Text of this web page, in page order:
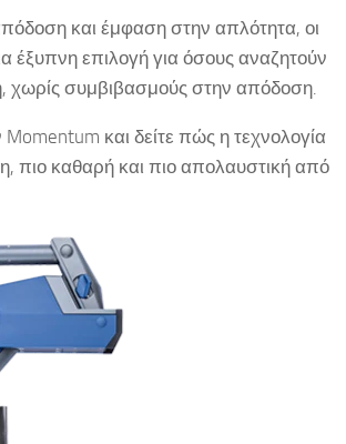
και έμφαση στην απλότητα, οι
έξυπνη επιλογή για όσους αναζητούν
χωρίς συμβιβασμούς στην απόδοση.
και δείτε πώς η τεχνολογία
πιο καθαρή και πιο απολαυστική από